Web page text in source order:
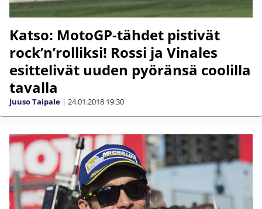
Katso: MotoGP-tähdet pistivät
rock’n’rolliksi! Rossi ja Vinales
esittelivät uuden pyöränsä coolilla
tavalla
Juuso Taipale | 24.01.2018 19:30